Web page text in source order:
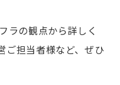
ラの観点から詳しく
ご担当者様など、ぜひ